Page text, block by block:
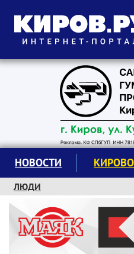
Следите за новостями:
НОВОСТИ
ЛЮДИ
КРУЖКИ И СЕКЦИИ
ЗАВОДУ "МАЯК" 85 ЛЕТ
ЭКОЛОГИЯ